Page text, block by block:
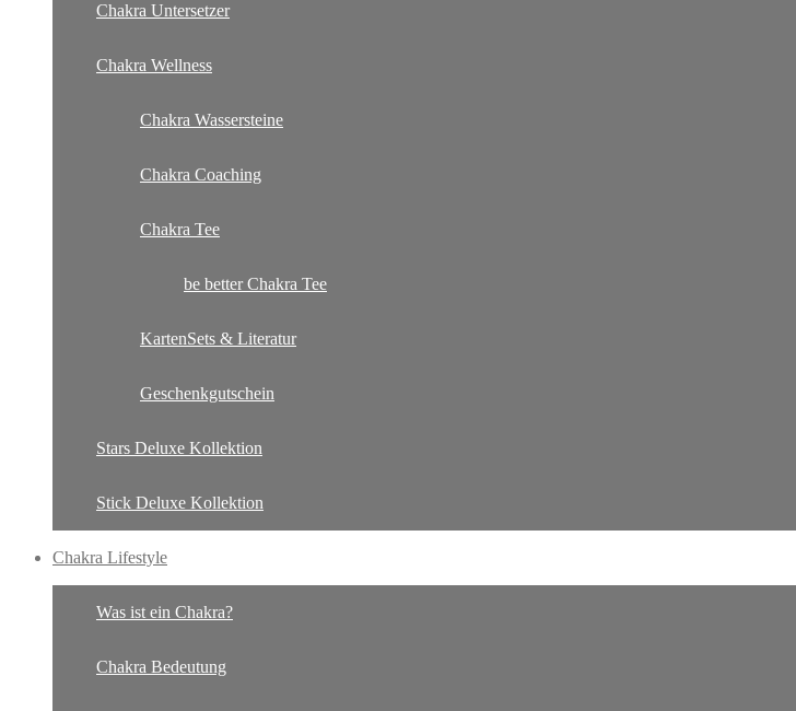
Chakra Untersetzer
Chakra Wellness
Chakra Wassersteine
Chakra Coaching
Chakra Tee
be better Chakra Tee
KartenSets & Literatur
Geschenkgutschein
Stars Deluxe Kollektion
Stick Deluxe Kollektion
Chakra Lifestyle
Was ist ein Chakra?
Chakra Bedeutung